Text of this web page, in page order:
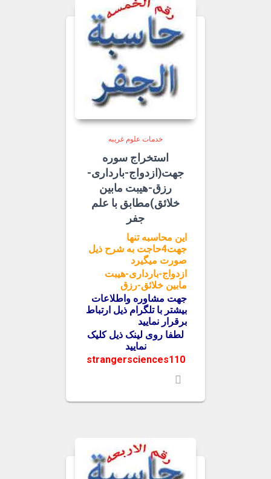
خدمات علوم غریبه
استخراج سوره
جهت(ازدواج-بارداری-
رزق-هیبت مابین
خلائق)مطابق با علم
جفر
این محاسبه تنها
جهت4حاجت به شرح ذیل
صورت میگیرد
ازدواج-بارداری-هیبت
مابین خلائق-رزق
جهت مشاوره واطلاعات
بیشتر با تلگرام ذیل ارتباط
برقرار نمایید
لطفا روی لینک ذیل کلیک
نمایید
strangersciences110